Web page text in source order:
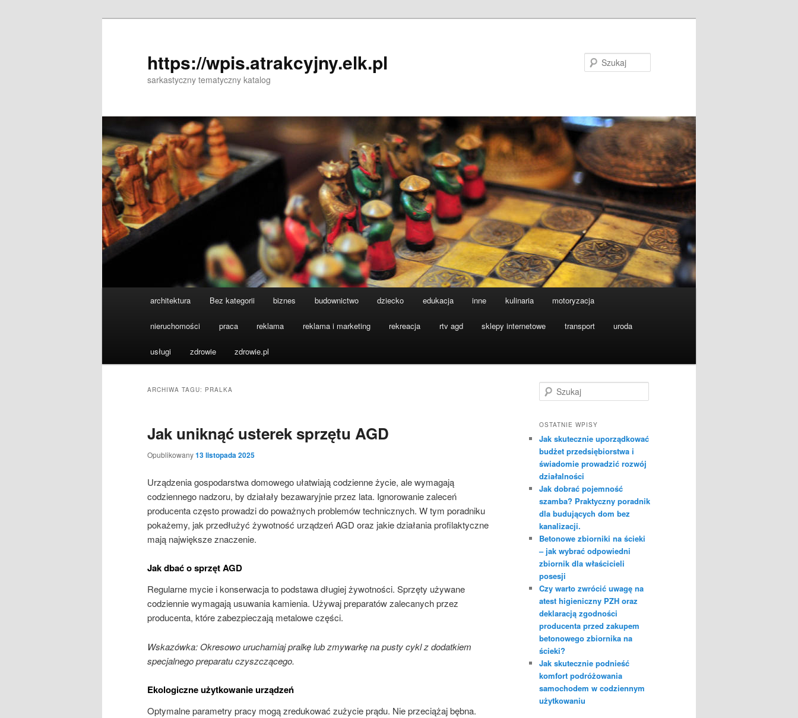
https://wpis.atrakcyjny.elk.pl
sarkastyczny tematyczny katalog
architektura Bez kategorii biznes budownictwo dziecko edukacja inne kulinaria motoryzacja
nieruchomości praca reklama reklama i marketing rekreacja rtv agd sklepy internetowe transport uroda
usługi zdrowie zdrowie.pl
ARCHIWA TAGU: PRALKA
Jak uniknąć usterek sprzętu AGD
Opublikowany13 listopada 2025
Urządzenia gospodarstwa domowego ułatwiają codzienne życie, ale wymagają
codziennego nadzoru, by działały bezawaryjnie przez lata. Ignorowanie zaleceń
producenta często prowadzi do poważnych problemów technicznych. W tym poradniku
pokażemy, jak przedłużyć żywotność urządzeń AGD oraz jakie działania profilaktyczne
mają największe znaczenie.
Jak dbać o sprzęt AGD
Regularne mycie i konserwacja to podstawa długiej żywotności. Sprzęty używane
codziennie wymagają usuwania kamienia. Używaj preparatów zalecanych przez
producenta, które zabezpieczają metalowe części.
Wskazówka: Okresowo uruchamiaj pralkę lub zmywarkę na pusty cykl z dodatkiem
specjalnego preparatu czyszczącego.
Ekologiczne użytkowanie urządzeń
Optymalne parametry pracy mogą zredukować zużycie prądu. Nie przeciążaj bębna.
z
k
j
OSTATNIE WPISY
Jak skutecznie uporządkować
budżet przedsiębiorstwa i
świadomie prowadzić rozwój
działalności
Jak dobrać pojemność
szamba? Praktyczny poradnik
dla budujących dom bez
kanalizacji.
Betonowe zbiorniki na ścieki
– jak wybrać odpowiedni
zbiornik dla właścicieli
posesji
Czy warto zwrócić uwagę na
atest higieniczny PZH oraz
deklaracją zgodności
producenta przed zakupem
betonowego zbiornika na
ścieki?
Jak skutecznie podnieść
komfort podróżowania
samochodem w codziennym
użytkowaniu